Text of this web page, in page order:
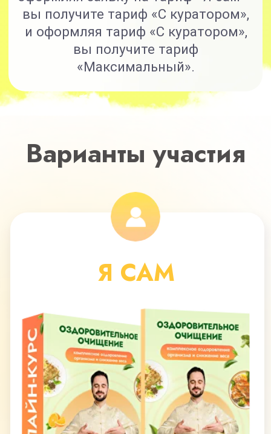
С КУРАТОРОМ
на протяжении 5 месяцев
Все модули по очищению
и оздоровлению организма
9700 руб
13 580 руб